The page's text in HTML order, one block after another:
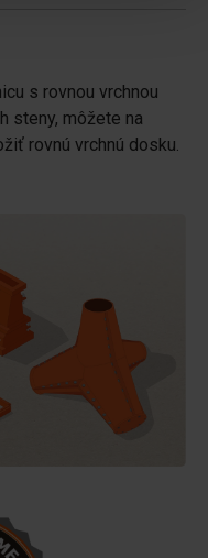
s rovnou vrchnou
steny, môžete na
rovnú vrchnú dosku.